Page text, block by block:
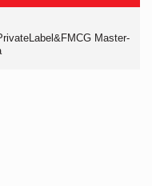
Master-